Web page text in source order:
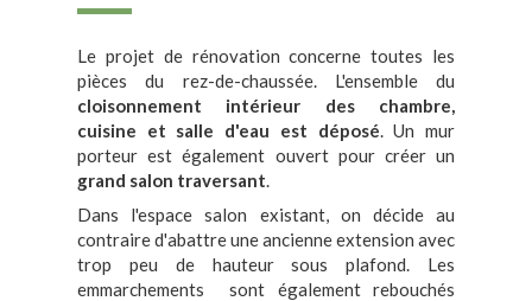
Le projet de rénovation concerne toutes les
pièces du rez-de-chaussée. L'ensemble du
cloisonnement intérieur des chambre,
cuisine et salle d'eau est déposé. Un mur
porteur est également ouvert pour créer un
grand salon traversant.
Dans l'espace salon existant, on décide au
contraire d'abattre une ancienne extension avec
trop peu de hauteur sous plafond. Les
emmarchements sont également rebouchés